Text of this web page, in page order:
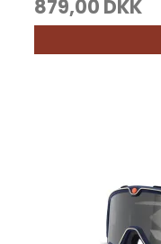
879,00 DKK